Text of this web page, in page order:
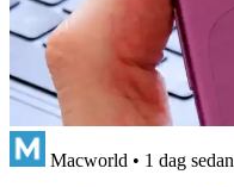
Macworld • 1 dag sedan